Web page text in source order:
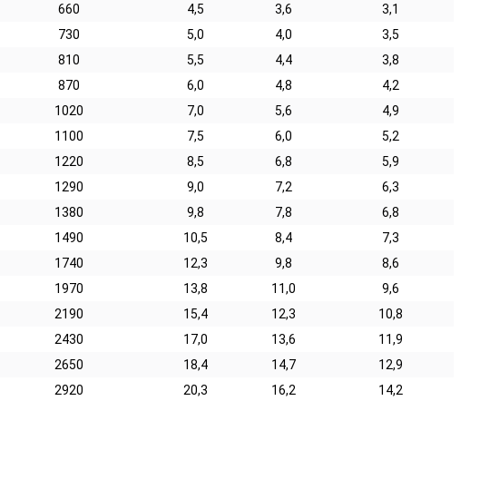
660 4,5 3,6
3,1
730 5,0 4,0
3,5
810 5,5 4,4
3,8
870 6,0 4,8
4,2
1020 7,0 5,6
4,9
1100 7,5 6,0
5,2
1220 8,5 6,8
5,9
1290 9,0 7,2
6,3
1380 9,8 7,8
6,8
1490 10,5 8,4
7,3
1740 12,3 9,8
8,6
1970 13,8 11,0
9,6
2190 15,4 12,3
10,8
2430 17,0 13,6
11,9
2650 18,4 14,7
12,9
2920 20,3 16,2 14,2